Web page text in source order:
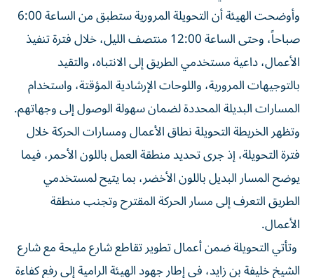
وأوضحت الهيئة أن التحويلة المرورية ستطبق من الساعة 6:00
صباحاً، وحتى الساعة 12:00 منتصف الليل، خلال فترة تنفيذ
الأعمال، داعية مستخدمي الطريق إلى الانتباه، والتقيد
بالتوجيهات المرورية، واللوحات الإرشادية المؤقتة، واستخدام
المسارات البديلة المحددة لضمان سهولة الوصول إلى وجهاتهم.
وتظهر الخريطة التحويلة نطاق الأعمال ومسارات الحركة خلال
فترة التحويلة، إذ جرى تحديد منطقة العمل باللون الأحمر، فيما
يوضح المسار البديل باللون الأخضر، بما يتيح لمستخدمي
الطريق التعرف إلى مسار الحركة المقترح وتجنب منطقة
الأعمال.
وتأتي التحويلة ضمن أعمال تطوير تقاطع شارع مليحة مع شارع
الشيخ خليفة بن زايد، في إطار جهود الهيئة الرامية إلى رفع كفاءة